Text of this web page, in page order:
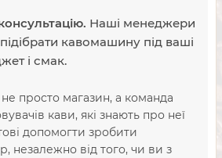
Наші менеджери
кавомашину під ваші
і смак.
просто магазин, а команда
кави, які знають про неї
допомогти зробити
незалежно від того, чи ви з